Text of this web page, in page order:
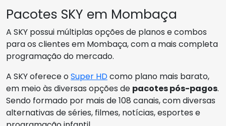
Pacotes SKY em Mombaça
A SKY possui múltiplas opções de planos e combos
para os clientes em Mombaça, com a mais completa
programação do mercado.
A SKY oferece oSuper HDcomo plano mais barato,
em meio às diversas opções de pacotes pós-pagos.
Sendo formado por mais de 108 canais, com diversas
alternativas de séries, filmes, notícias, esportes e